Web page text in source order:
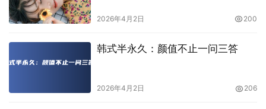
2026年4月2日 200
韩式半永久：颜值不止一问三答
2026年4月2日 206